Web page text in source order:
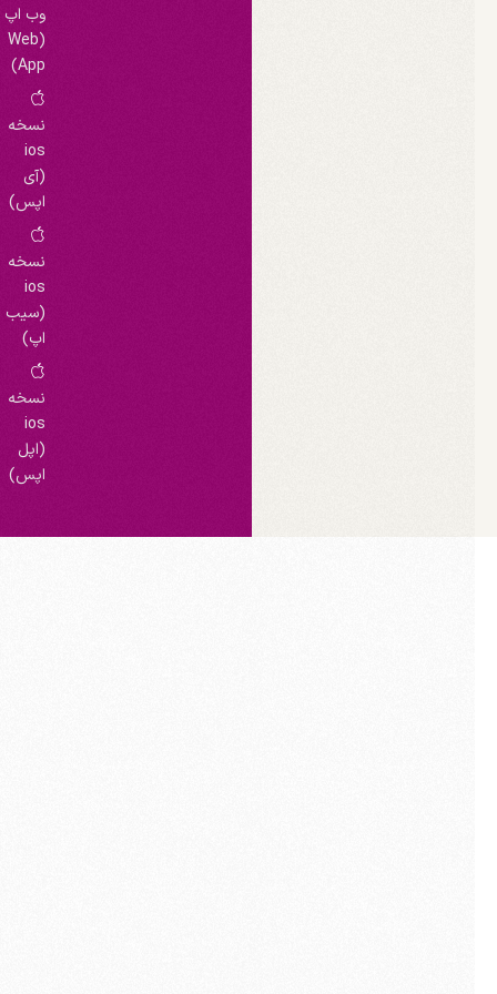
وب اپ
(Web
App)
نسخه
اپس)
نسخه
(سیب
اپ)
نسخه
(اپل
اپس)